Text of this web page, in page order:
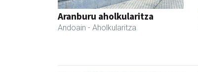
Aranburu aholkularitza
Andoain - Aholkularitza